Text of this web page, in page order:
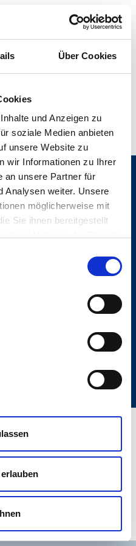
Über Cookies
und Anzeigen zu
soziale Medien anbieten
unsere Website zu
wir Informationen zu Ihrer
an unsere Partner für
Analysen weiter. Unsere
möglicherweise mit
Sie ihnen bereitgestellt
Über uns
Kontakt
Impressum
Datenschutz
Teilnahmebedingungen